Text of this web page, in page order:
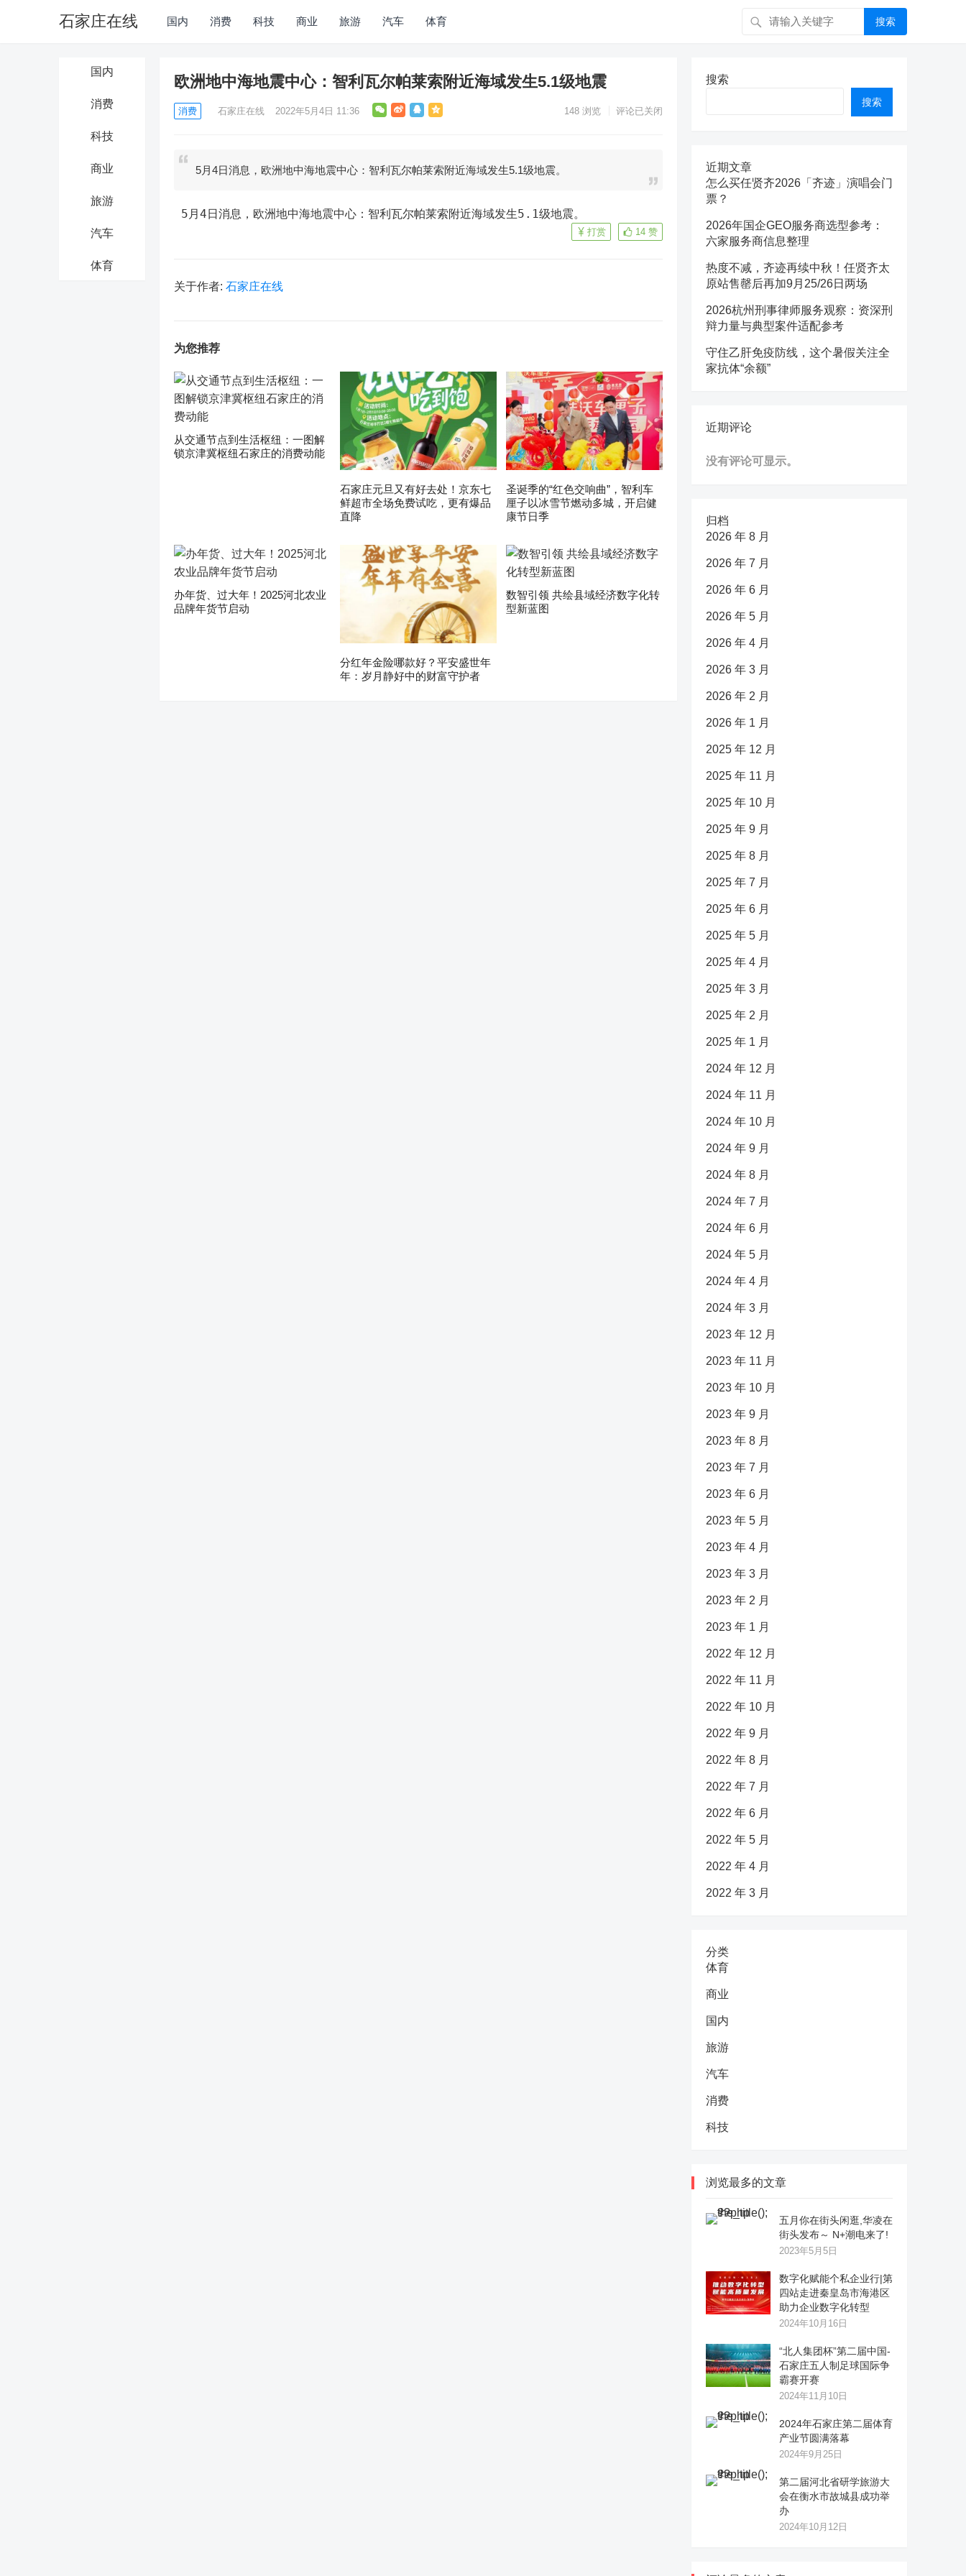
石家庄在线 国内 消费 科技 商业 旅游 汽车 体育 搜索
国内
消费
科技
商业
旅游
汽车
体育
欧洲地中海地震中心：智利瓦尔帕莱索附近海域发生5.1级地震
消费 石家庄在线 2022年5月4日 11:36 148 浏览 评论已关闭
5月4日消息，欧洲地中海地震中心：智利瓦尔帕莱索附近海域发生5.1级地震。
5月4日消息，欧洲地中海地震中心：智利瓦尔帕莱索附近海域发生5.1级地震。
14 赞
打赏
关于作者: 石家庄在线
为您推荐
从交通节点到生活枢纽：一图解
锁京津冀枢纽石家庄的消费动能
石家庄元旦又有好去处！京东七
鲜超市全场免费试吃，更有爆品
直降
圣诞季的“红色交响曲”，智利车
厘子以冰雪节燃动多城，开启健
康节日季
办年货、过大年！2025河北农业
品牌年货节启动
分红年金险哪款好？平安盛世年
年：岁月静好中的财富守护者
数智引领 共绘县域经济数字化转
型新蓝图
搜索
搜索
近期文章
怎么买任贤齐2026「齐迹」演唱会门
票？
2026年国企GEO服务商选型参考：
六家服务商信息整理
热度不减，齐迹再续中秋！任贤齐太
原站售罄后再加9月25/26日两场
2026杭州刑事律师服务观察：资深刑
辩力量与典型案件适配参考
守住乙肝免疫防线，这个暑假关注全
家抗体“余额”
近期评论
没有评论可显示。
归档
2026 年 8 月
2026 年 7 月
2026 年 6 月
2026 年 5 月
2026 年 4 月
2026 年 3 月
2026 年 2 月
2026 年 1 月
2025 年 12 月
2025 年 11 月
2025 年 10 月
2025 年 9 月
2025 年 8 月
2025 年 7 月
2025 年 6 月
2025 年 5 月
2025 年 4 月
2025 年 3 月
2025 年 2 月
2025 年 1 月
2024 年 12 月
2024 年 11 月
2024 年 10 月
2024 年 9 月
2024 年 8 月
2024 年 7 月
2024 年 6 月
2024 年 5 月
2024 年 4 月
2024 年 3 月
2023 年 12 月
2023 年 11 月
2023 年 10 月
2023 年 9 月
2023 年 8 月
2023 年 7 月
2023 年 6 月
2023 年 5 月
2023 年 4 月
2023 年 3 月
2023 年 2 月
2023 年 1 月
2022 年 12 月
2022 年 11 月
2022 年 10 月
2022 年 9 月
2022 年 8 月
2022 年 7 月
2022 年 6 月
2022 年 5 月
2022 年 4 月
2022 年 3 月
分类
体育
商业
国内
旅游
汽车
消费
科技
浏览最多的文章
五月你在街头闲逛,华凌在
街头发布～ N+潮电来了!
2023年5月5日
数字化赋能个私企业行|第
四站走进秦皇岛市海港区
助力企业数字化转型
2024年10月16日
“北人集团杯”第二届中国-
石家庄五人制足球国际争
霸赛开赛
2024年11月10日
2024年石家庄第二届体育
产业节圆满落幕
2024年9月25日
第二届河北省研学旅游大
会在衡水市故城县成功举
办
2024年10月12日